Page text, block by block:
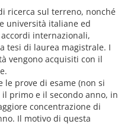
ricerca sul terreno, nonché
università italiane ed
internazionali,
tesi di laurea magistrale. I
vengono acquisiti con il
le prove di esame (non si
primo e il secondo anno, in
concentrazione di
Il motivo di questa